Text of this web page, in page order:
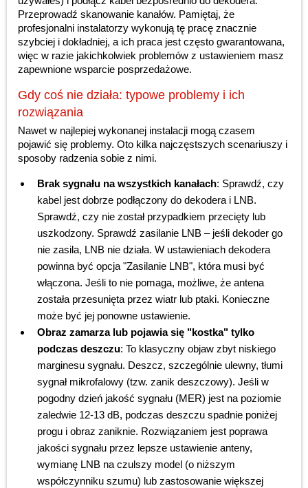
Przeprowadź skanowanie kanałów. Pamiętaj, że
profesjonalni instalatorzy wykonują tę pracę znacznie
szybciej i dokładniej, a ich praca jest często gwarantowana,
więc w razie jakichkolwiek problemów z ustawieniem masz
zapewnione wsparcie posprzedażowe.
Gdy coś nie działa: typowe problemy i ich
rozwiązania
Nawet w najlepiej wykonanej instalacji mogą czasem
pojawić się problemy. Oto kilka najczęstszych scenariuszy i
sposoby radzenia sobie z nimi.
Brak sygnału na wszystkich kanałach: Sprawdź, czy
kabel jest dobrze podłączony do dekodera i LNB.
Sprawdź, czy nie został przypadkiem przecięty lub
uszkodzony. Sprawdź zasilanie LNB – jeśli dekoder go
nie zasila, LNB nie działa. W ustawieniach dekodera
powinna być opcja "Zasilanie LNB", która musi być
włączona. Jeśli to nie pomaga, możliwe, że antena
została przesunięta przez wiatr lub ptaki. Konieczne
może być jej ponowne ustawienie.
Obraz zamarza lub pojawia się "kostka" tylko
podczas deszczu: To klasyczny objaw zbyt niskiego
marginesu sygnału. Deszcz, szczególnie ulewny, tłumi
sygnał mikrofalowy (tzw. zanik deszczowy). Jeśli w
pogodny dzień jakość sygnału (MER) jest na poziomie
zaledwie 12-13 dB, podczas deszczu spadnie poniżej
progu i obraz zaniknie. Rozwiązaniem jest poprawa
jakości sygnału przez lepsze ustawienie anteny,
wymianę LNB na czulszy model (o niższym
współczynniku szumu) lub zastosowanie większej